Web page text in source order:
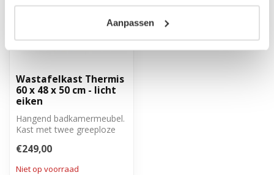
Aanpassen
Wastafelkast Thermis
60 x 48 x 50 cm - licht
eiken
Hangend badkamermeubel.
Kast met twee greeploze
sluiting.
€249,00
Niet op voorraad